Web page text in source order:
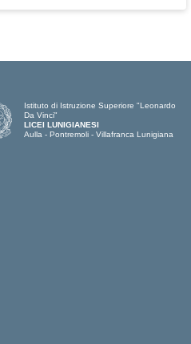
Istituto di Istruzione Superiore "Leonardo
Da Vinci"
LICEI LUNIGIANESI
Aulla - Pontremoli - Villafranca Lunigiana